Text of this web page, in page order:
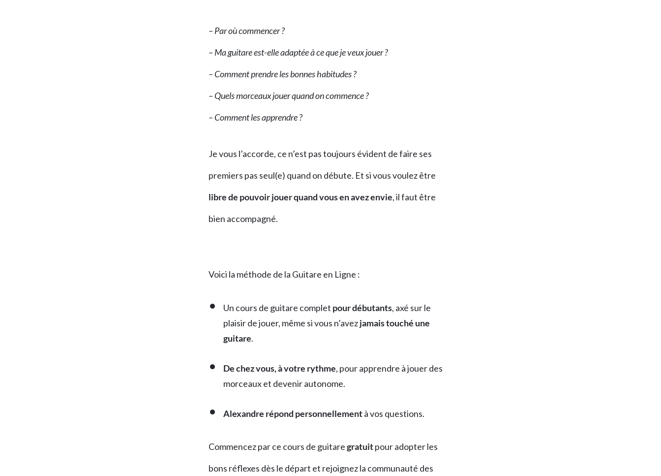
– Par où commencer ?
– Ma guitare est-elle adaptée à ce que je veux jouer ?
– Comment prendre les bonnes habitudes ?
– Quels morceaux jouer quand on commence ?
– Comment les apprendre ?
Je vous l’accorde, ce n’est pas toujours évident de faire ses
premiers pas seul(e) quand on débute. Et si vous voulez être
libre de pouvoir jouer quand vous en avez envie, il faut être
bien accompagné.
Voici la méthode de la Guitare en Ligne :
Un cours de guitare complet pour débutants, axé sur le
plaisir de jouer, même si vous n’avezjamais touché une
guitare.
De chez vous, à votre rythme, pour apprendre à jouer des
morceaux et devenir autonome.
Alexandre répond personnellementà vos questions.
Commencez par ce cours de guitaregratuitpour adopter les
bons réflexes dès le départ et rejoignez la communauté des